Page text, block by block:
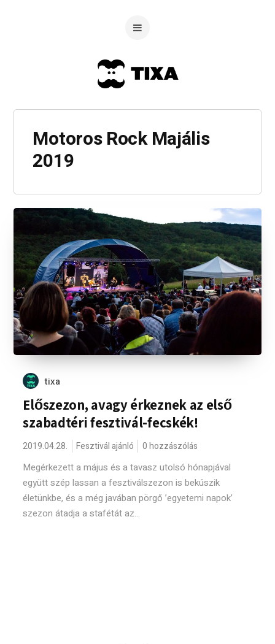
Motoros Rock Majális
2019
tixa
Előszezon, avagy érkeznek az első
szabadtéri fesztivál-fecskék!
2019.04.28. Fesztivál ajánló 0 hozzászólás
Megérkezett a május és a tavasz utolsó hónapjával
együtt szép lassan a fesztiválszezon is bekúszik
életünkbe, és a még javában pörgő ’egyetemi napok’
szezon átadja a stafétát az...